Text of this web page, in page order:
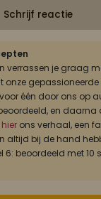
Schrijf reactie
verrassen je graag
onze
één door ons op
en daarna
hier ons verhaal, een
altijd bij de hand
6: beoordeeld met 10